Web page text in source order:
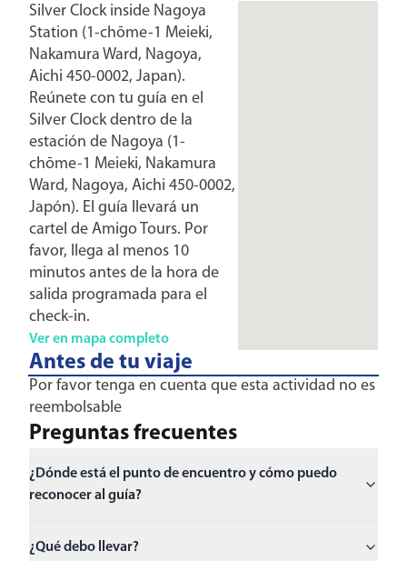
Silver Clock inside Nagoya
Station (1-chōme-1 Meieki,
Nakamura Ward, Nagoya,
Aichi 450-0002, Japan).
Reúnete con tu guía en el
Silver Clock dentro de la
estación de Nagoya (1-
chōme-1 Meieki, Nakamura
Ward, Nagoya, Aichi 450-0002,
Japón). El guía llevará un
cartel de Amigo Tours. Por
favor, llega al menos 10
minutos antes de la hora de
salida programada para el
check-in.
Ver en mapa completo
Antes de tu viaje
Por favor tenga en cuenta que esta actividad no es
reembolsable
Preguntas frecuentes
¿Dónde está el punto de encuentro y cómo puedo
reconocer al guía?
¿Qué debo llevar?